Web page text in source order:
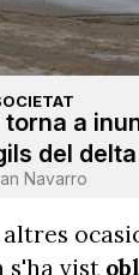
a
del
Navarro
s'ha vist